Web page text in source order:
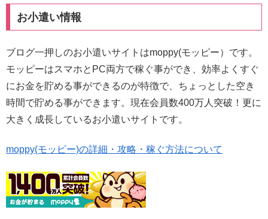
お小遣い情報
ブログ一押しのお小遣いサイトはmoppy(モッピー）です。
モッピーはスマホとPC両方で稼ぐ事ができ、効率よくすぐ
にお金を貯める事ができるのが特徴で、ちょっとした空き
時間で貯める事ができます。現在会員数400万人突破！更に
大きく成長しているお小遣いサイトです。
moppy(モッピー)の詳細・攻略・稼ぐ方法について